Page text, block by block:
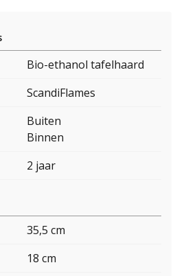
Bio-ethanol tafelhaard
ScandiFlames
Buiten
Binnen
2 jaar
35,5 cm
18 cm